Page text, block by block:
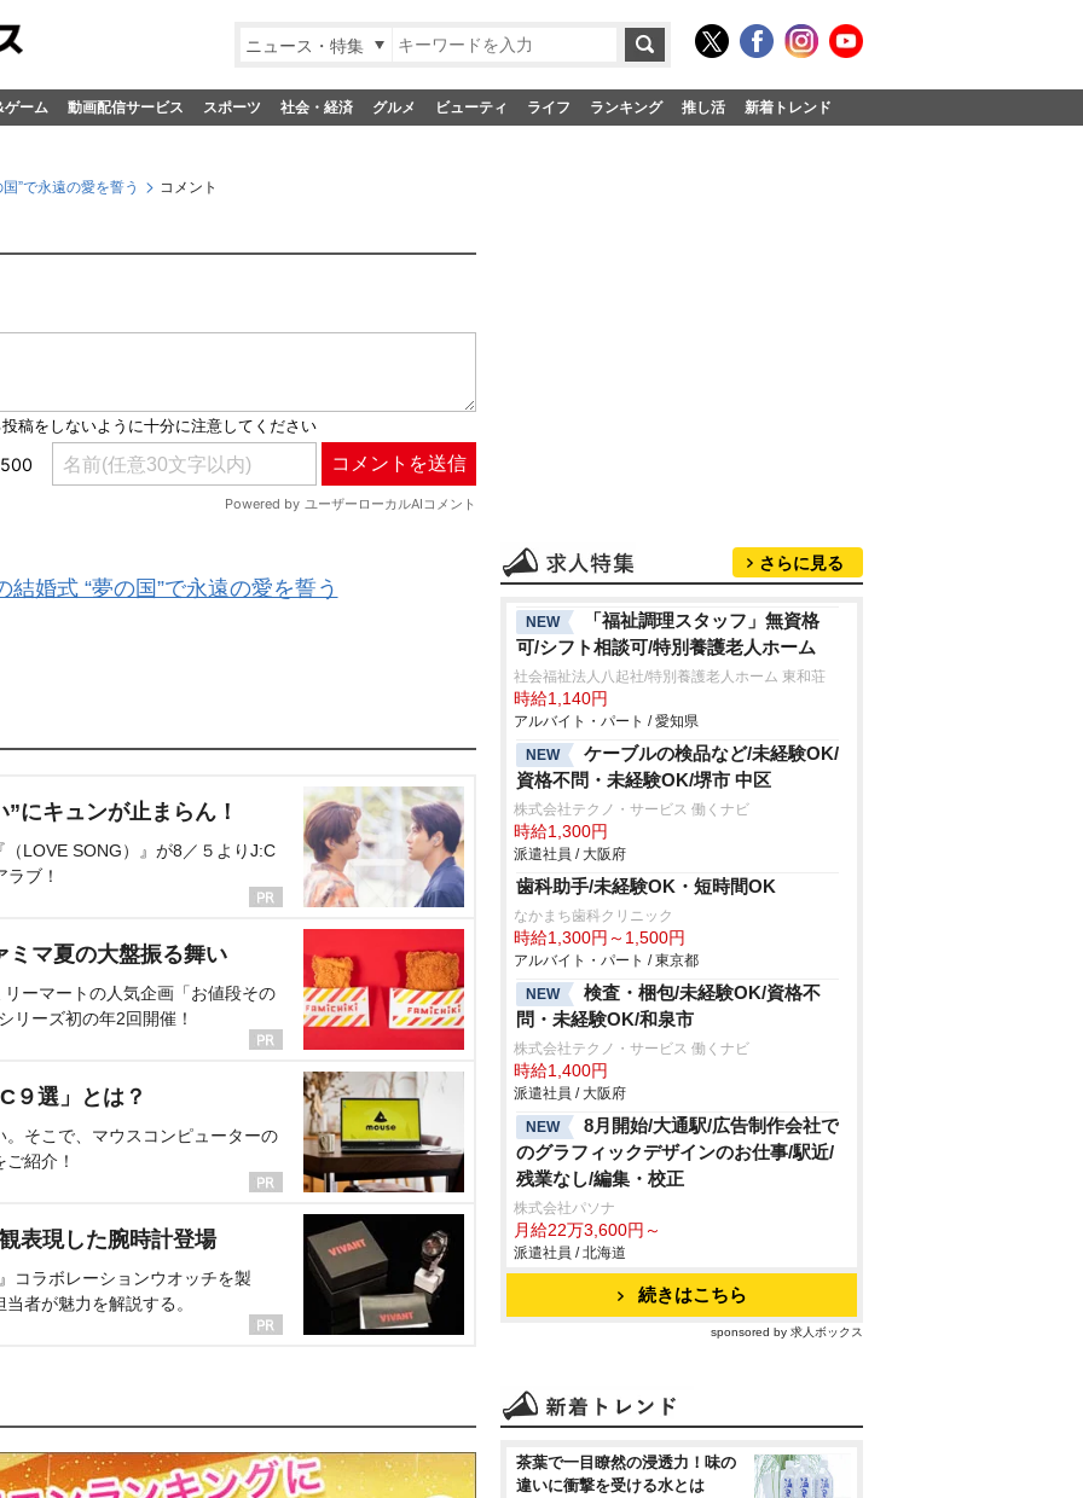
ニュース・特集
ゲーム 動画配信サービス スポーツ 社会・経済 グルメ ビューティ ライフ ランキング 推し活 新着トレンド
”で永遠の愛を誓う コメント
婚式 “夢の国”で永遠の愛を誓う
にキュンが止まらん！
LOVE SONG）』が8／５よりJ:C
ブ！
ミマ夏の大盤振る舞い
ーマートの人気企画「お値段その
リーズ初の年2回開催！
９選」とは？
そこで、マウスコンピューターの
紹介！
表現した腕時計登場
コラボレーションウオッチを製
者が魅力を解説する。
さらに見る
NEW
「福祉調理スタッフ」無資格
可/シフト相談可/特別養護老人ホーム
社会福祉法人八起社/特別養護老人ホーム 東和荘
時給1,140円
アルバイト・パート / 愛知県
NEW
ケーブルの検品など/未経験OK/
資格不問・未経験OK/堺市 中区
株式会社テクノ・サービス 働くナビ
時給1,300円
派遣社員 / 大阪府
歯科助手/未経験OK・短時間OK
なかまち歯科クリニック
時給1,300円～1,500円
アルバイト・パート / 東京都
NEW
検査・梱包/未経験OK/資格不
問・未経験OK/和泉市
株式会社テクノ・サービス 働くナビ
時給1,400円
派遣社員 / 大阪府
NEW
8月開始/大通駅/広告制作会社で
のグラフィックデザインのお仕事/駅近/
残業なし/編集・校正
株式会社パソナ
月給22万3,600円～
派遣社員 / 北海道
続きはこちら
sponsored by 求人ボックス
茶葉で一目瞭然の浸透力！味の
違いに衝撃を受ける水とは